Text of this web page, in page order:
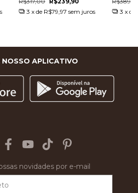
3 x de R$79,97 sem juros
3 x de
NOSSO APLICATIVO
novidades por e-mail